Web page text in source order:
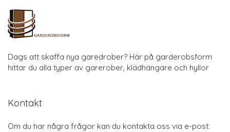
Dags att skaffa nya garedrober? Här på garderobsform
hittar du alla typer av garerober, klädhängare och hyllor
Kontakt
Om du har några frågor kan du kontakta oss via e-post: